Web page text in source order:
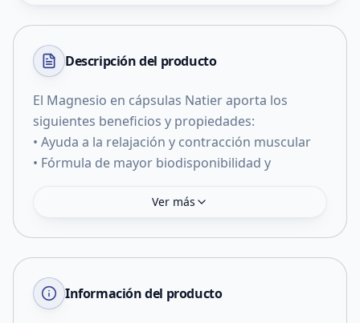
Descripción del producto
El Magnesio en cápsulas Natier aporta los
siguientes beneficios y propiedades:
• Ayuda a la relajación y contracción muscular
• Fórmula de mayor biodisponibilidad y
Ver más
Información del producto